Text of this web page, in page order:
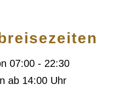
07:00 - 22:30
ab 14:00 Uhr